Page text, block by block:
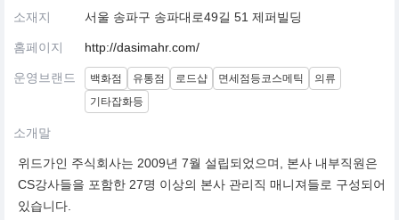
소재지 서울 송파구 송파대로49길 51 제퍼빌딩
홈페이지 http://dasimahr.com/
운영브랜드 백화점 유통점 로드샵 면세점등코스메틱
의류
기타잡화등
소개말
위드가인 주식회사는 2009년 7월 설립되었으며, 본사 내부직원은
CS강사들을 포함한 27명 이상의 본사 관리직 매니져들로 구성되어
있습니다.